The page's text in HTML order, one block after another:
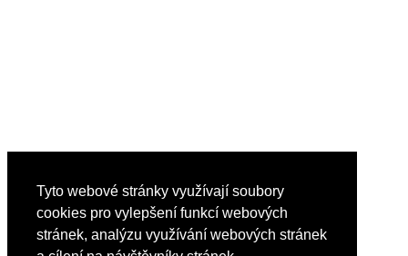
Tyto webové stránky využívají soubory
cookies pro vylepšení funkcí webových
stránek, analýzu využívání webových stránek